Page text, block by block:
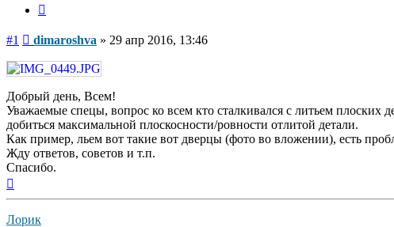
#1 Сообщение
dimaroshva » 29 апр 2016, 13:46
Добрый день, Всем!
Уважаемые спецы, вопрос ко всем кто сталкивался с литьем плоских
добиться максимальной плоскосности/ровности отлитой детали.
Как пример, льем вот такие вот дверцы (фото во вложении), есть
Жду ответов, советов и т.п.
Спасибо.
Лорик